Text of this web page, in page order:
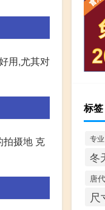
用,尤其对
拍摄地 克
标签
专业
冬
唐代
尺